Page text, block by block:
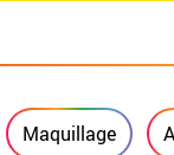
Maquillage